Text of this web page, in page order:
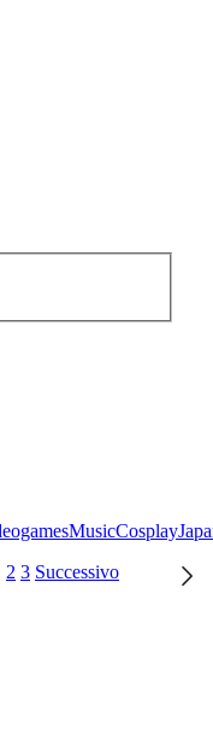
MusicCosplay
2 3 Successivo